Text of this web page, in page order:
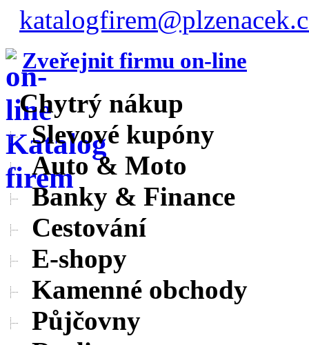
Zveřejnit firmu on-line
Chytrý nákup
Slevové kupóny
Auto & Moto
Banky & Finance
Cestování
E-shopy
Kamenné obchody
Půjčovny